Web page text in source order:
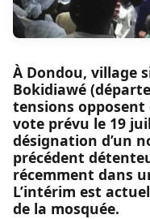
À Dondou, village
Bokidiawé
tensions opposent
vote prévu le 19
désignation d’un
précédent
récemment dans
L’intérim est
de la mosquée.